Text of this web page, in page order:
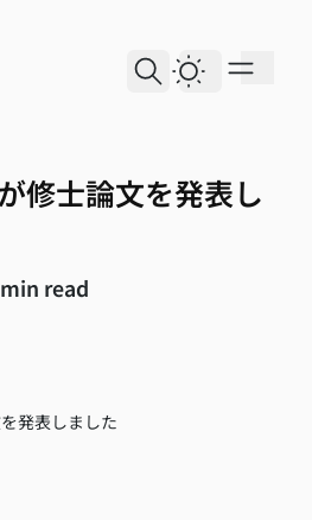
Dark
修士論文を発表し
read
発表しました